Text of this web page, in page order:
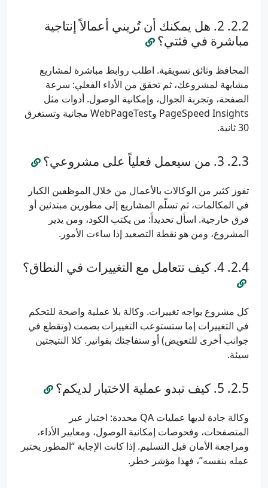
2. هل يمكنك أن تُريني أعمالاً إنتاجية
مباشرة في فئتي؟
المحافظ وثائق تسويقية. اطلب روابط مباشرة لمشاريع
مشابهة لمشروعك، ثم تحقق من الأداء الفعلي: سرعة
الصفحة، وتجربة الجوال، وإمكانية الوصول. أدوات مثل
PageSpeed Insights وWebPageTest مجانية وتستغرق
30 ثانية.
3. من سيعمل فعلياً على مشروعي؟
تفوز كثير من الوكالات بالأعمال من خلال الموظفين الكبار
في المكالمات، ثم تسلّم المشاريع إلى مطورين مبتدئين أو
فرق خارجية. اسأل تحديداً: من يكتب الكود، ومن يدير
المشروع، ومن هو نقطة التصعيد إذا ساءت الأمور.
4. كيف تتعامل مع التغييرات في النطاق؟
كل مشروع يواجه تغييرات. وكالة بلا عملية واضحة للتحكم
في التغييرات إما ستستوعب التغييرات بصمت (وتقطع في
جوانب أخرى للتعويض) أو ستفاجئك بفواتير. كلا النتيجتين
سيئة.
5. كيف تبدو عملية الاختبار لديكم؟
وكالة جادة لديها عمليات QA محددة: اختبار عبر
المتصفحات، وفحوصات إمكانية الوصول، ومعايير الأداء،
ومراجعة الأمان قبل التسليم. إذا كانت الإجابة “المطور يختبر
عمله بنفسه”، فهذا مؤشر خطر.